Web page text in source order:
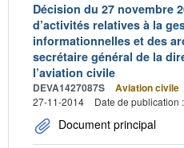
Décision du 27 novembre
d’activités relatives à la
informationnelles et des
secrétaire général de la
l’aviation civile
DEVA1427087S Aviation civile
27-11-2014
Date de publication
Document principal